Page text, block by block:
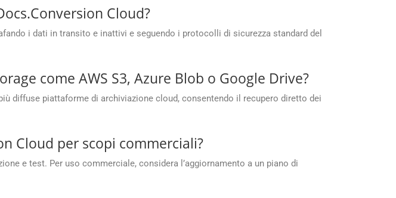
Cloud?
i dati in transito e inattivi e seguendo i protocolli di sicurezza standard del
come AWS S3, Azure Blob o Google Drive?
diffuse piattaforme di archiviazione cloud, consentendo il recupero diretto dei
Cloud per scopi commerciali?
e test. Per uso commerciale, considera l’aggiornamento a un piano di